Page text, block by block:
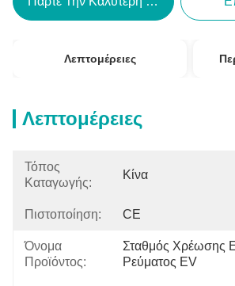
Λεπτομέρειες
Λεπτομέρειες
Τόπος
Καταγωγής:
Κίνα
Πιστοποίηση: CE
Όνομα
Προϊόντος:
Σταθμός Χρέωσης
Ρεύματος EV